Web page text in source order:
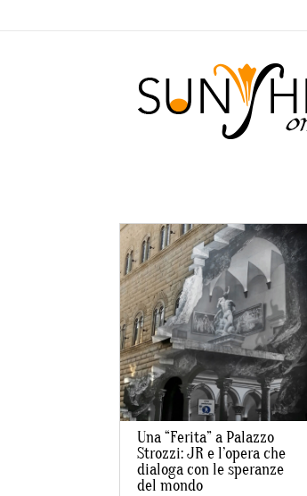
Una “Ferita” a Palazzo
Strozzi: JR e l’opera che
dialoga con le speranze
del mondo